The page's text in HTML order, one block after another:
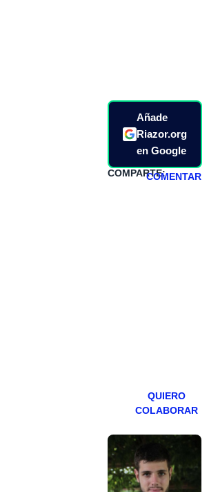
Añade
Riazor.org
en Google
COMPARTE:COMENTAR
QUIERO
COLABORAR